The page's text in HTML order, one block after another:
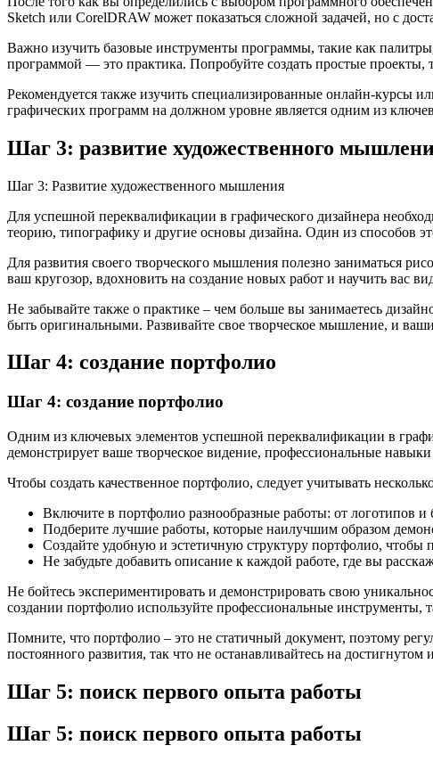
Sketch или CorelDRAW может показаться сложной задачей, но с
Важно изучить базовые инструменты программы, такие как
программой — это практика. Попробуйте создать простые
Рекомендуется также изучить специализированные онлайн-курсы
графических программ на должном уровне является одним из
Шаг 3: развитие художественного
Шаг 3: Развитие художественного мышления
Для успешной переквалификации в графического дизайнера
теорию, типографику и другие основы дизайна. Один из способов
Для развития своего творческого мышления полезно заниматься
ваш кругозор, вдохновить на создание новых работ и научить вас
Не забывайте также о практике – чем больше вы занимаетесь
быть оригинальными. Развивайте свое творческое мышление, и
Шаг 4: создание портфолио
Шаг 4: создание портфолио
Одним из ключевых элементов успешной переквалификации в
демонстрирует ваше творческое видение, профессиональные
Чтобы создать качественное портфолио, следует учитывать
Включите в портфолио разнообразные работы: от логотипов
Подберите лучшие работы, которые наилучшим образом
Создайте удобную и эстетичную структуру портфолио, чтобы
Не забудьте добавить описание к каждой работе, где вы
Не бойтесь экспериментировать и демонстрировать свою
создании портфолио используйте профессиональные
Помните, что портфолио – это не статичный документ, поэтому
постоянного развития, так что не останавливайтесь на достигнутом
Шаг 5: поиск первого опыта работы
Шаг 5: поиск первого опыта работы